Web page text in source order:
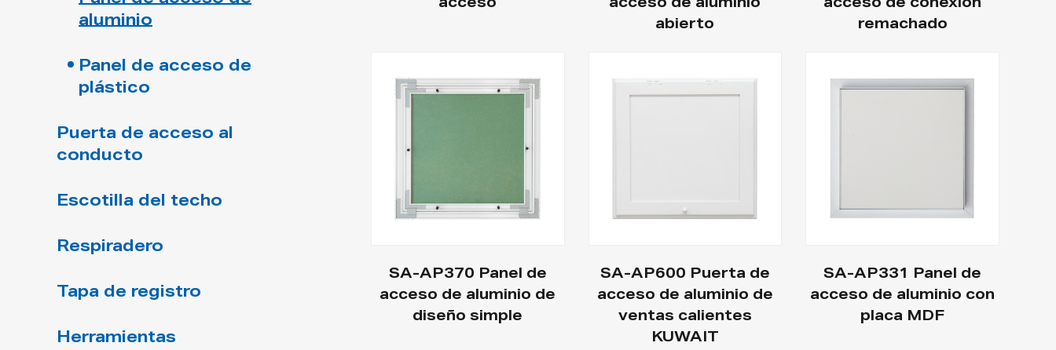
aluminio
Panel de acceso de
plástico
Puerta de acceso al
conducto
Escotilla del techo
Respiradero
Tapa de registro
Herramientas
acceso
acceso de aluminio
abierto
acceso de conexión
remachado
SA-AP370 Panel de
acceso de aluminio de
diseño simple
SA-AP600 Puerta de
acceso de aluminio de
ventas calientes
KUWAIT
SA-AP331 Panel de
acceso de aluminio con
placa MDF